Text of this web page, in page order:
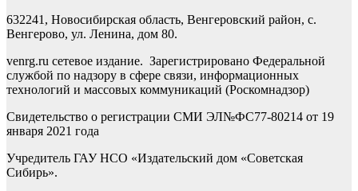
632241, Новосибирская область, Венгеровский район, с.
Венгерово, ул. Ленина, дом 80.
venrg.ru сетевое издание. Зарегистрировано Федеральной
службой по надзору в сфере связи, информационных
технологий и массовых коммуникаций (Роскомнадзор)
Свидетельство о регистрации СМИ ЭЛ№ФС77-80214 от 19
января 2021 года
Учредитель ГАУ НСО «Издательский дом «Советская
Сибирь».